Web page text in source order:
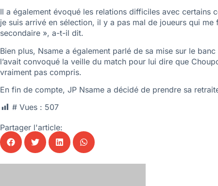
Il a également évoqué les relations difficiles avec certains
je suis arrivé en sélection, il y a pas mal de joueurs qui
secondaire », a-t-il dit.
Bien plus, Nsame a également parlé de sa mise sur le
l’avait convoqué la veille du match pour lui dire que
vraiment pas compris.
En fin de compte, JP Nsame a décidé de prendre sa
# Vues : 507
Partager l'article: